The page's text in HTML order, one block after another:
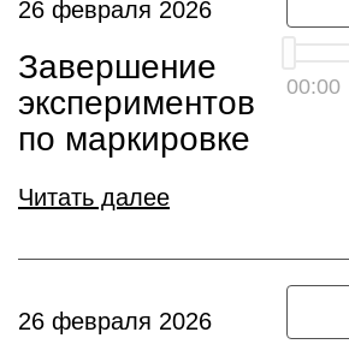
00:00
26 февраля 2026
Завершение
экспериментов
по маркировке
Читать далее
26 февраля 2026